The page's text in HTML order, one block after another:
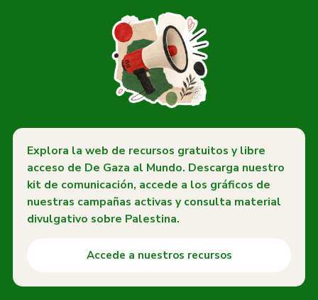
Explora la web de recursos gratuitos y libre
acceso de De Gaza al Mundo. Descarga nuestro
kit de comunicación, accede a los gráficos de
nuestras campañas activas y consulta material
divulgativo sobre Palestina.
Accede a nuestros recursos